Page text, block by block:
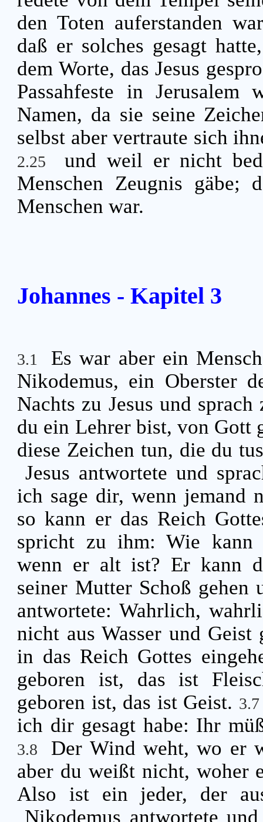
den Toten auferstanden
daß er solches gesagt
dem Worte, das Jesus
Passahfeste in
Namen, da sie seine
selbst aber vertraute sich
2.25
und weil er nicht
Menschen Zeugnis gäbe;
Menschen war.
Johannes - Kapitel 3
3.1
Es war aber ein
Nikodemus, ein Oberster
Nachts zu Jesus und
du ein Lehrer bist, von Gott
diese Zeichen tun, die du
Jesus antwortete und
ich sage dir, wenn jemand
so kann er das Reich
spricht zu ihm: Wie kann
wenn er alt ist? Er kann
seiner Mutter Schoß gehen
antwortete: Wahrlich,
nicht aus Wasser und
in das Reich Gottes
geboren ist, das ist
geboren ist, das ist Geist.
ich dir gesagt habe: Ihr
3.8
Der Wind weht, wo er
aber du weißt nicht, woher
Also ist ein jeder, der
Nikodemus antwortete